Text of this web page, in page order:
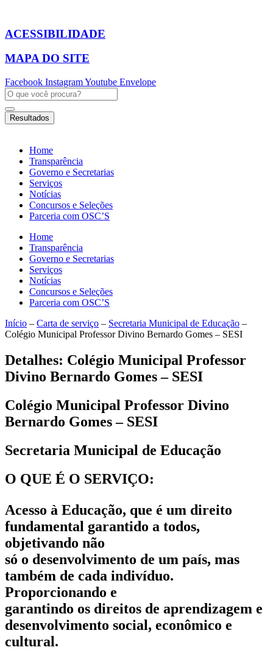
o
conteúdo
ACESSIBILIDADE
MAPA DO SITE
Facebook InstagramYoutube Envelope
Pesquisar
...
Resultados
Home
Transparência
Governo e Secretarias
Serviços
Notícias
Concursos e Seleções
Parceria com OSC’S
Home
Transparência
Governo e Secretarias
Serviços
Notícias
Concursos e Seleções
Parceria com OSC’S
Início – Carta de serviço – Secretaria Municipal de Educação –
Colégio Municipal Professor Divino Bernardo Gomes – SESI
Detalhes: Colégio Municipal Professor
Divino Bernardo Gomes – SESI
Colégio Municipal Professor Divino
Bernardo Gomes – SESI
Secretaria Municipal de Educação
O QUE É O SERVIÇO:
Acesso à Educação, que é um direito
fundamental garantido a todos,
objetivando não
só o desenvolvimento de um país, mas
também de cada indivíduo.
Proporcionando e
garantindo os direitos de aprendizagem e
desenvolvimento social, econômico e
cultural.